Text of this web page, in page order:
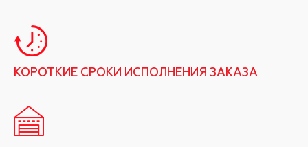
КОРОТКИЕ СРОКИ ИСПОЛНЕНИЯ ЗАКАЗА